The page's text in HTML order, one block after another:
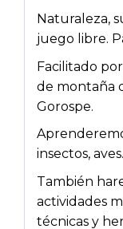
Naturaleza,
juego libre.
Facilitado
de montaña
Gorospe.
insectos,
También
actividades
técnicas y